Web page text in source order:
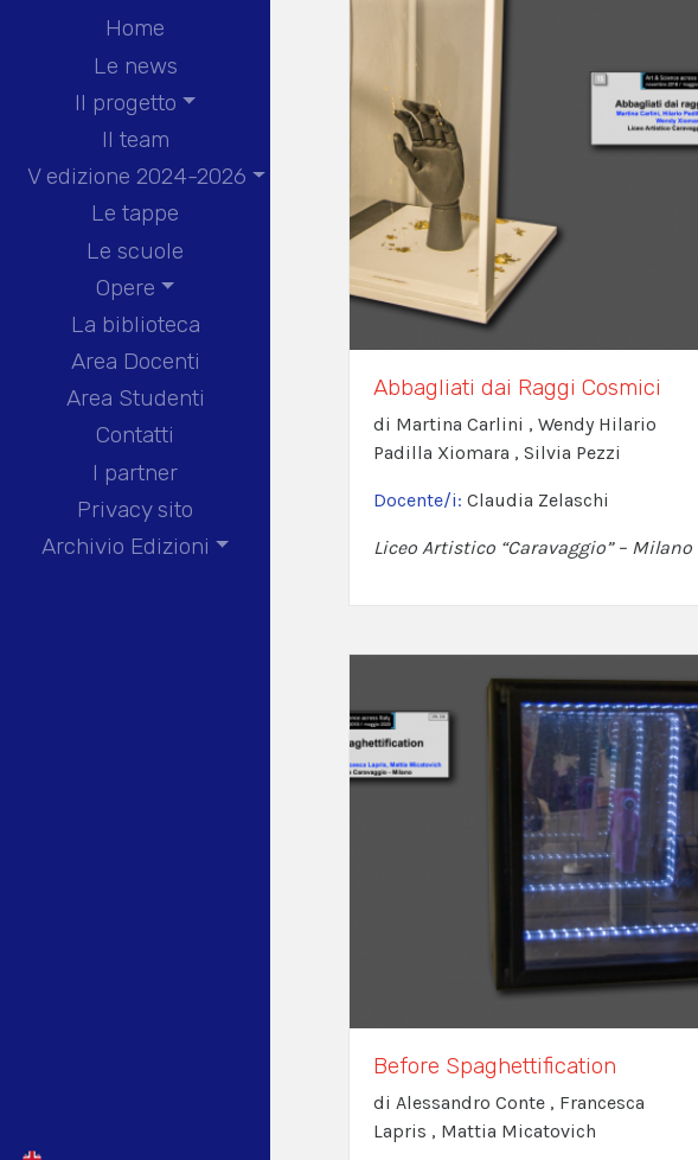
Home
Le news
Il progetto
Il team
V edizione 2024-2026
Le tappe
Le scuole
Opere
La biblioteca
Area Docenti
Area Studenti
Contatti
I partner
Privacy sito
Archivio Edizioni
Abbagliati dai Raggi Cosmici
di Martina Carlini , Wendy Hilario
Padilla Xiomara , Silvia Pezzi
Docente/i:Claudia Zelaschi
Liceo Artistico “Caravaggio” – Milano
Before Spaghettification
di Alessandro Conte , Francesca
Lapris , Mattia Micatovich